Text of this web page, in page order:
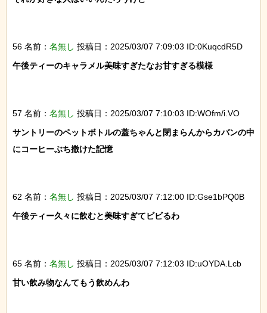
56 名前： 名無し 投稿日：2025/03/07 7:09:03 ID:0KuqcdR5D
午後ティーのキャラメル美味すぎたなお甘すぎる模様
57 名前： 名無し 投稿日：2025/03/07 7:10:03 ID:WOfm/i.VO
サントリーのペットボトルの蓋ちゃんと閉まらんからカバンの中
にコーヒーぶち撒けた記憶
62 名前： 名無し 投稿日：2025/03/07 7:12:00 ID:Gse1bPQ0B
午後ティー久々に飲むと美味すぎてビビるわ
65 名前： 名無し 投稿日：2025/03/07 7:12:03 ID:uOYDA.Lcb
甘い飲み物なんてもう飲めんわ